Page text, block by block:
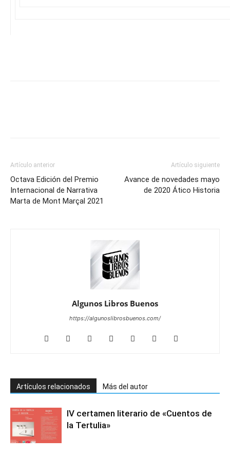
Artículo anterior
Octava Edición del Premio
Internacional de Narrativa
Marta de Mont Marçal 2021
Artículo siguiente
Avance de novedades mayo
de 2020 Ático Historia
Algunos Libros Buenos
https://algunoslibrosbuenos.com/
Artículos relacionados Más del autor
IV certamen literario de «Cuentos de
la Tertulia»